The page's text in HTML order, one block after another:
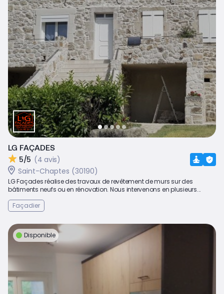
LG FAÇADES
5/5 (4 avis)
Saint-Chaptes (30190)
LG Façades réalise des travaux de revêtement de murs sur des
bâtiments neufs ou en rénovation. Nous intervenons en plusieurs...
Façadier
Disponible